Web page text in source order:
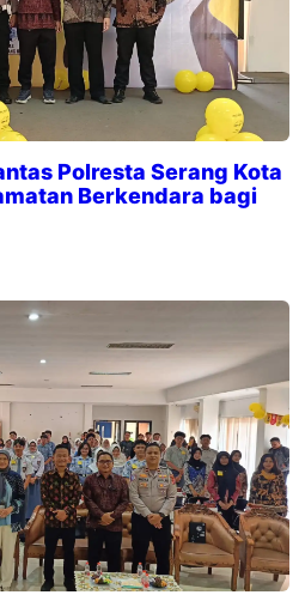
Polresta Serang Kota
Berkendara bagi